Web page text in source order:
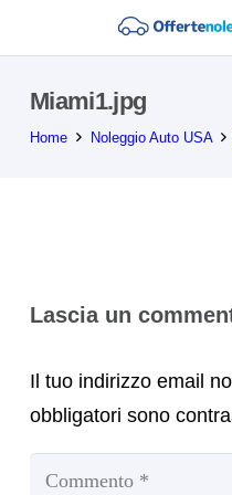
Miami1.jpg
Home Noleggio Auto USA
Lascia un
Il tuo indirizzo email
obbligatori sono